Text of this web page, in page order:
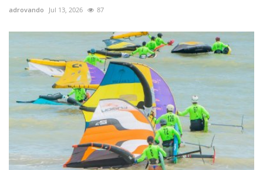
adrovando Jul 13, 2026 87